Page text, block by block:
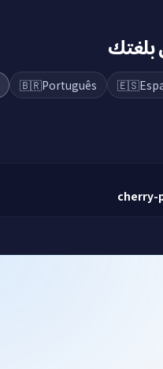
بلغتك
🇪🇸
🇧🇷Português